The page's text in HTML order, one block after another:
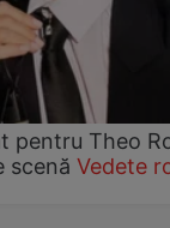
pentru Theo
scenă Vedete